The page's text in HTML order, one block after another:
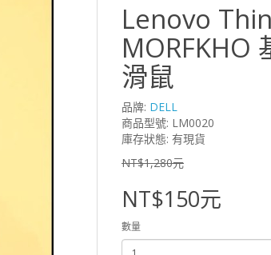
Lenovo
MORFKHO
滑鼠
品牌: DELL
商品型號: LM0020
庫存狀態: 有現貨
NT$1,280元
NT$150元
數量